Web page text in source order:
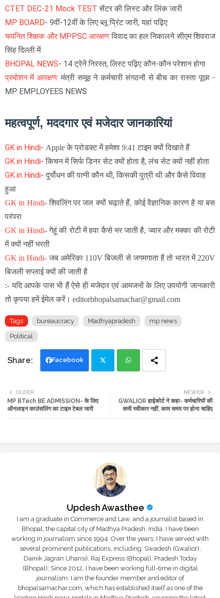
CTET DEC-21 Mock TEST सेंटर की लिस्ट और लिंक जारी
MP BOARD- 9वीं-12वीं के लिए ब्लू प्रिंट जारी, यहां पढ़िए
चयनित शिक्षक और MPPSC आरक्षण विवाद का हल निकालने सीएम शिवराज
सिंह दिल्ली में
BHOPAL NEWS- 14 ट्रेनें निरस्त, लिस्ट पढ़िए कौन-कौन परेशान होगा
प्रमोशन में आरक्षण: मंत्री समूह ने कर्मचारी संगठनों से बीच का रास्ता पूछा -
MP EMPLOYEES NEWS
महत्वपूर्ण, मददगार एवं मजेदार जानकारियां
GK in Hindi- Apple के प्रोडक्ट में हमेशा 9:41 टाइम क्यों दिखाते हैं
GK in Hindi- किचन में सिर्फ डिनर सेट क्यों होता है, लंच सेट क्यों नहीं होता
GK in Hindi- दुर्योधन की पत्नी कौन थी, किसकी पुत्री थी और कैसे विवाह
हुआ
GK in Hindi- शिवलिंग पर जल क्यों चढ़ाते हैं, कोई वैज्ञानिक कारण है या बस
परंपरा
GK in Hindi- गेहूं की रोटी में हवा कैसे भर जाती है, ज्वार और मक्का की रोटी
में क्यों नहीं भरती
GK in Hindi- जब अमेरिका 110V बिजली से जगमगाता है तो भारत में 220V
बिजली सप्लाई क्यों की जाती है
:- यदि आपके पास भी हैं ऐसे ही मजेदार एवं आमजनों के लिए उपयोगी जानकारी
तो कृपया हमें ईमेल करें। editorbhopalsamachar@gmail.com
Tags bureaucracy Madhyapradesh mp news
Political
Facebook
tte ats
NEWER
GWALIOR हाईकोर्ट ने कहा- कर्मचारियों की
कमी स्वीकार नहीं, काम समय पर होना चाहिए
OLDER
MP BTech BE ADMISSION- के लिए
ऑनलाइन काउंसलिंग का टाइम टेबल जारी
Updesh Awasthee
I am a graduate in Commerce and Law, and a journalist based in
Bhopal, the capital city of Madhya Pradesh, India. I have been
working in journalism since 1994. Over the years, I have served with
several prominent publications, including: Swadesh (Gwalior),
Dainik Jagran (Jhansi), Raj Express (Bhopal), Pradesh Today
(Bhopal); Since 2012, I have been working full-time in digital
journalism. I am the founder member and editor of
bhopalsamachar.com, which has established itself as one of the